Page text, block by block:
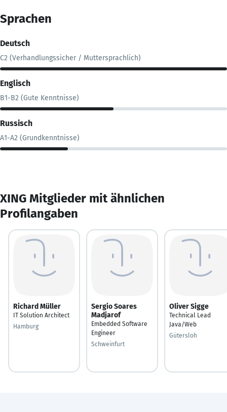
Sprachen
Deutsch
C2 (Verhandlungssicher / Muttersprachlich)
Englisch
B1-B2 (Gute Kenntnisse)
Russisch
A1-A2 (Grundkenntnisse)
XING Mitglieder mit ähnlichen
Profilangaben
Richard Müller
IT Solution Architect
Hamburg
Sergio Soares
Madjarof
Embedded Software
Engineer
Schweinfurt
Oliver Sigge
Technical Lead
Java/Web
Gütersloh